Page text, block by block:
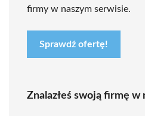
firmy w naszym serwisie.
Sprawdź ofertę!
Znalazłeś swoją firmę w